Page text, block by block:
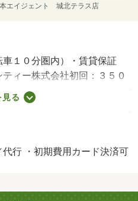
本エイジェント 城北テラス店
１０分圏内）・賃貸保証
ィー株式会社初回：３５０
％）・維持費等：水道料金
トあり：１ヶ月・アクセス
歩圏内。防犯面では、テレ
、インターネット無料。環
る
行 ・初期費用カード決済可